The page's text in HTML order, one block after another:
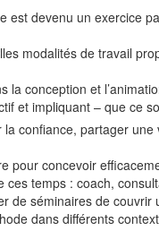
devenu un exercice
modalités de travail
conception et
et impliquant – que ce
confiance, partager
pour concevoir
temps : coach,
de séminaires de couvrir
dans différents